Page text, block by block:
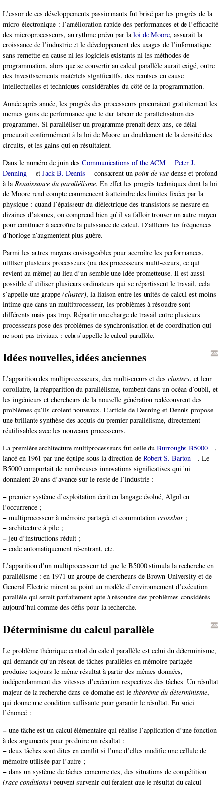
L’essor de ces développements passionnants fut brisé par les progrès de la
micro-électronique : l’amélioration rapide des performances et de l’efficacité
des microprocesseurs, au rythme prévu par laloi de Moore, assurait la
croissance de l’industrie et le développement des usages de l’informatique
sans remettre en cause ni les logiciels existants ni les méthodes de
programmation, alors que se convertir au calcul parallèle aurait exigé, outre
des investissements matériels significatifs, des remises en cause
intellectuelles et techniques considérables du côté de la programmation.
Année après année, les progrès des processeurs procuraient gratuitement les
mêmes gains de performance que le dur labeur de parallélisation des
programmes. Si paralléliser un programme prenait deux ans, ce délai
procurait conformément à la loi de Moore un doublement de la densité des
circuits, et les gains qui en résultaient.
Dans le numéro de juin des Communications of the ACM
Peter J.
Denning
et Jack B. Dennis consacrent un point de vue dense et profond
à laRenaissance du parallélisme. En effet les progrès techniques dont la loi
de Moore rend compte commencent à atteindre des limites fixées par la
physique : quand l’épaisseur du diélectrique des transistors se mesure en
dizaines d’atomes, on comprend bien qu’il va falloir trouver un autre moyen
pour continuer à accroître la puissance de calcul. D’ailleurs les fréquences
d’horloge n’augmentent plus guère.
Parmi les autres moyens envisageables pour accroître les performances,
utiliser plusieurs processeurs (ou des processeurs multi-cœurs, ce qui
revient au même) au lieu d’un semble une idée prometteuse. Il est aussi
possible d’utiliser plusieurs ordinateurs qui se répartissent le travail, cela
s’appelle une grappe (cluster), la liaison entre les unités de calcul est moins
intime que dans un multiprocesseur, les problèmes à résoudre sont
différents mais pas trop. Répartir une charge de travail entre plusieurs
processeurs pose des problèmes de synchronisation et de coordination qui
ne sont pas triviaux : cela s’appelle le calcul parallèle.
Idées nouvelles, idées anciennes
L’apparition des multiprocesseurs, des multi-cœurs et des clusters, et leur
corollaire, la réapparition du parallélisme, tombent dans un océan d’oubli, et
les ingénieurs et chercheurs de la nouvelle génération redécouvrent des
problèmes qu’ils croient nouveaux. L’article de Denning et Dennis propose
une brillante synthèse des acquis du premier parallélisme, directement
réutilisables avec les nouveaux processeurs.
La première architecture multiprocesseurs fut celle du Burroughs B5000
,
lancé en 1961 par une équipe sous la direction de Robert S. Barton
. Le
B5000 comportait de nombreuses innovations significatives qui lui
donnaient 20 ans d’avance sur le reste de l’industrie :
–premier système d’exploitation écrit en langage évolué, Algol en
l’occurrence ;
–multiprocesseur à mémoire partagée et commutation crossbar ;
–architecture à pile ;
–jeu d’instructions réduit ;
–code automatiquement ré-entrant, etc.
L’apparition d’un multiprocesseur tel que le B5000 stimula la recherche en
parallélisme : en 1971 un groupe de chercheurs de Brown University et de
General Electric mirent au point un modèle d’environnement d’exécution
parallèle qui serait parfaitement apte à résoudre des problèmes considérés
aujourd’hui comme des défis pour la recherche.
Déterminisme du calcul parallèle
Le problème théorique central du calcul parallèle est celui du déterminisme,
qui demande qu’un réseau de tâches parallèles en mémoire partagée
produise toujours le même résultat à partir des mêmes données,
indépendamment des vitesses d’exécution respectives des tâches. Un résultat
majeur de la recherche dans ce domaine est le théorème du déterminisme,
qui donne une condition suffisante pour garantir le résultat. En voici
l’énoncé :
–une tâche est un calcul élémentaire qui réalise l’application d’une fonction
à des arguments pour produire un résultat ;
–deux tâches sont dites en conflit si l’une d’elles modifie une cellule de
mémoire utilisée par l’autre ;
–dans un système de tâches concurrentes, des situations de compétition
(race conditions) peuvent survenir qui feraient que le résultat du calcul